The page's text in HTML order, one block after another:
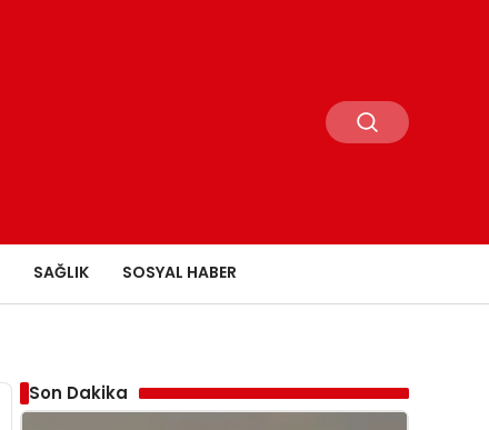
SAĞLIK SOSYAL HABER
Son Dakika